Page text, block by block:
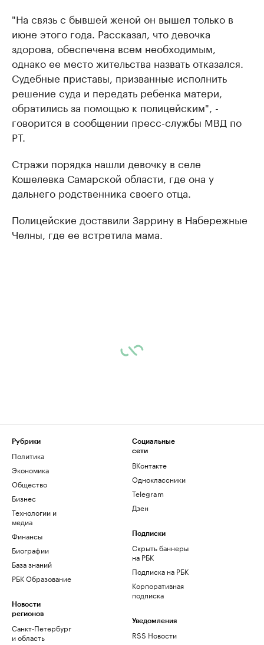
"На связь с бывшей женой он вышел только в
июне этого года. Рассказал, что девочка
здорова, обеспечена всем необходимым,
однако ее место жительства назвать отказался.
Судебные приставы, призванные исполнить
решение суда и передать ребенка матери,
обратились за помощью к полицейским", -
говорится в сообщении пресс-службы МВД по
РТ.
Стражи порядка нашли девочку в селе
Кошелевка Самарской области, где она у
дальнего родственника своего отца.
Полицейские доставили Заррину в Набережные
Челны, где ее встретила мама.
Рубрики
Политика
Экономика
Общество
Бизнес
Технологии и
медиа
Финансы
Биографии
База знаний
РБК Образование
Новости
регионов
Санкт-Петербург
и область
Социальные
сети
ВКонтакте
Одноклассники
Telegram
Дзен
Подписки
Скрыть баннеры
на РБК
Подписка на РБК
Корпоративная
подписка
Уведомления
RSS Новости